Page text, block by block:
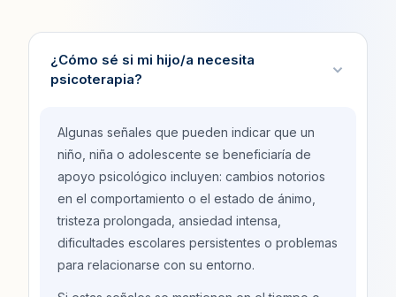
¿Cómo sé si mi hijo/a necesita
psicoterapia?
Algunas señales que pueden indicar que un
niño, niña o adolescente se beneficiaría de
apoyo psicológico incluyen: cambios notorios
en el comportamiento o el estado de ánimo,
tristeza prolongada, ansiedad intensa,
dificultades escolares persistentes o problemas
para relacionarse con su entorno.